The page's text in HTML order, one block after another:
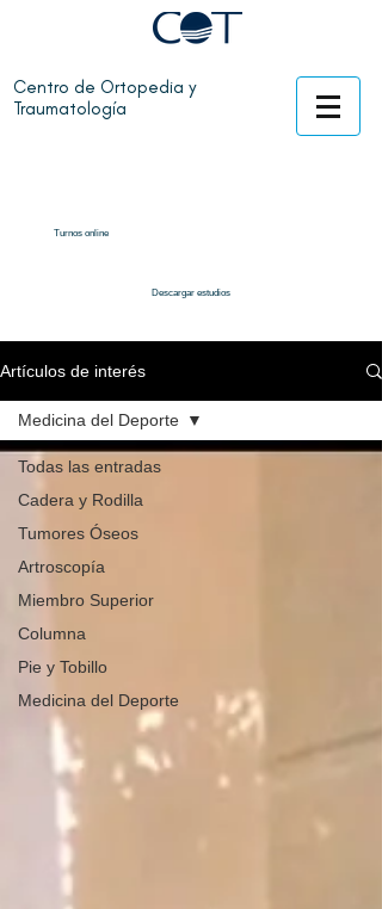
Centro de Ortopedia y
Traumatología
Turnos online
Descargar estudios
Artículos de interés
Todas las entradas
Cadera y Rodilla
Tumores Óseos
Artroscopía
Miembro Superior
Columna
Pie y Tobillo
Medicina del Deporte
Medicina del Deporte